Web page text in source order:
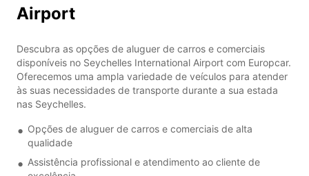
Airport
Descubra as opções de aluguer de carros e comerciais
disponíveis no Seychelles International Airport com Europcar.
Oferecemos uma ampla variedade de veículos para atender
às suas necessidades de transporte durante a sua estada
nas Seychelles.
Opções de aluguer de carros e comerciais de alta
qualidade
Assistência profissional e atendimento ao cliente de